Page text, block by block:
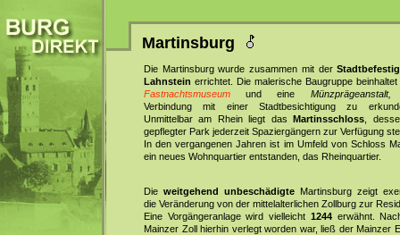
Martinsburg
Die Martinsburg wurde zusammen mit der
Lahnstein errichtet. Die malerische Baugruppe
Fastnachtsmuseum und eine Münzprägeanstalt,
Verbindung mit einer Stadtbesichtigung zu
Unmittelbar am Rhein liegt dasMartinsschloss ,
gepflegter Park jederzeit Spaziergängern zur Verfügung
In den vergangenen Jahren ist im Umfeld von Schloss
ein neues Wohnquartier entstanden, das Rheinquartier.
Die weitgehend unbeschädigte Martinsburg zeigt
die Veränderung von der mittelalterlichen Zollburg zur
Eine Vorgängeranlage wird vielleicht 1244erwähnt.
Mainzer Zoll hierhin verlegt worden war, ließ der Mainzer